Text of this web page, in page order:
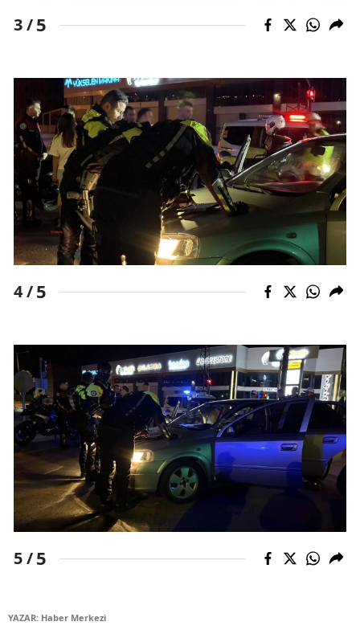
Sinop
Sivas
Tekirdağ
Tokat
Trabzon
Tunceli
Şanlıurfa
Van
Yozgat
Zonguldak
Aksaray
Karaman
Kırıkkale
3 /5
4 /5
5 /5
YAZAR: Haber Merkezi